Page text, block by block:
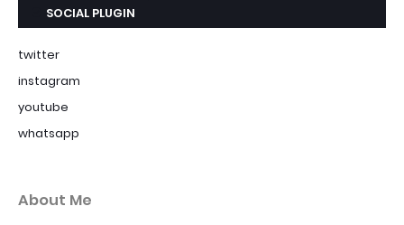
SOCIAL PLUGIN
twitter
instagram
youtube
whatsapp
About Me